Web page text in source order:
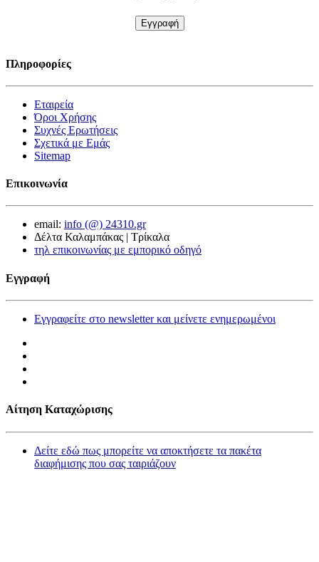
Πληροφορίες
Εταιρεία
Όροι Χρήσης
Συχνές Ερωτήσεις
Σχετικά με Εμάς
Sitemap
Επικοινωνία
email: info (@) 24310.gr
Δέλτα Καλαμπάκας | Τρίκαλα
τηλ επικοινωνίας με εμπορικό οδηγό
Εγγραφή
Εγγραφείτε στο newsletter και μείνετε ενημερωμένοι
Αίτηση Καταχώρισης
Δείτε εδώ πως μπορείτε να αποκτήσετε τα πακέτα
διαφήμισης που σας ταιριάζουν